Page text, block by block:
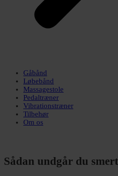
Gåbånd
Løbebånd
Massagestole
Pedaltræner
Vibrationstræner
Tilbehør
Om os
Sådan undgår du